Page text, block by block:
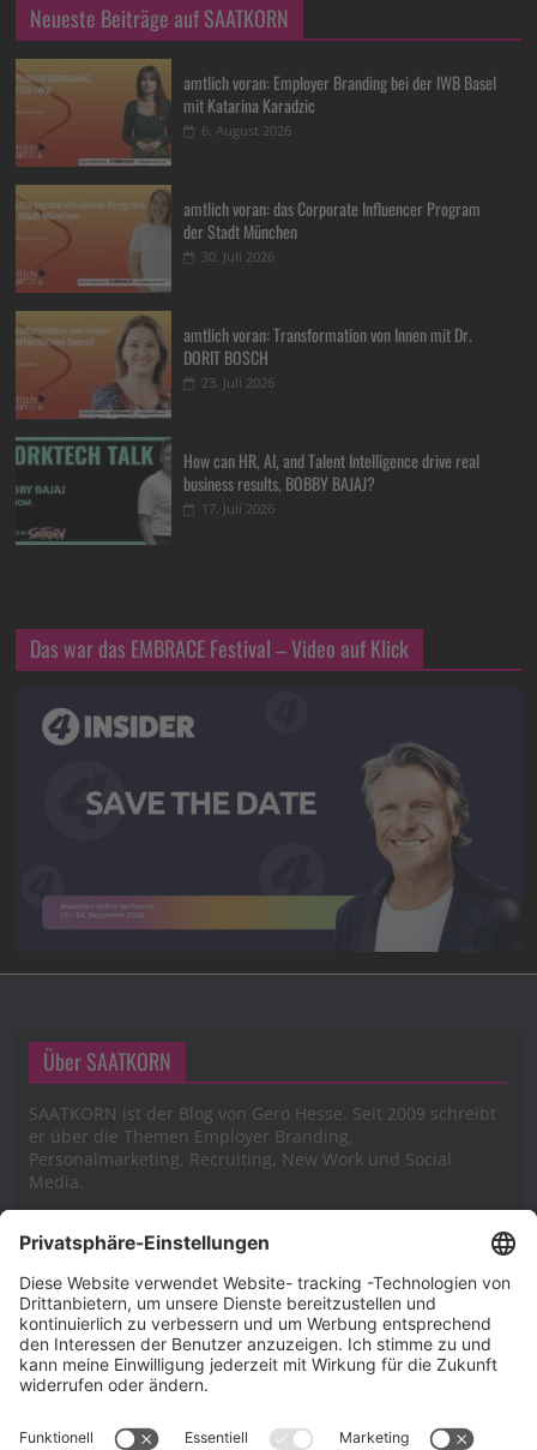
Neueste Beiträge auf SAATKORN
amtlich voran: Employer Branding bei der IWB Basel
mit Katarina Karadzic
6. August 2026
amtlich voran: das Corporate Influencer Program
der Stadt München
30. Juli 2026
amtlich voran: Transformation von Innen mit Dr.
DORIT BOSCH
23. Juli 2026
How can HR, AI, and Talent Intelligence drive real
business results, BOBBY BAJAJ?
17. Juli 2026
Das war das EMBRACE Festival – Video auf Klick
Über SAATKORN
SAATKORN ist der Blog von Gero Hesse. Seit 2009 schreibt
er über die Themen Employer Branding,
Personalmarketing, Recruiting, New Work und Social
Media.
Impressum
Impressum
Cookie-Richtlinie (EU)